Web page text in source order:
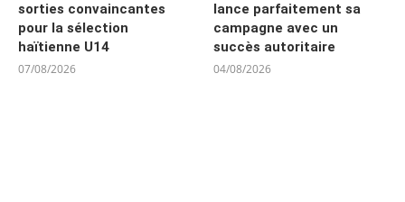
sorties convaincantes
pour la sélection
haïtienne U14
07/08/2026
lance parfaitement sa
campagne avec un
succès autoritaire
04/08/2026